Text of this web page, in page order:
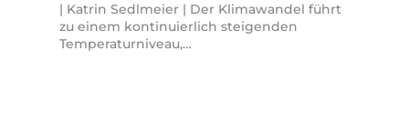
| Katrin Sedlmeier | Der Klimawandel führt
zu einem kontinuierlich steigenden
Temperaturniveau,…